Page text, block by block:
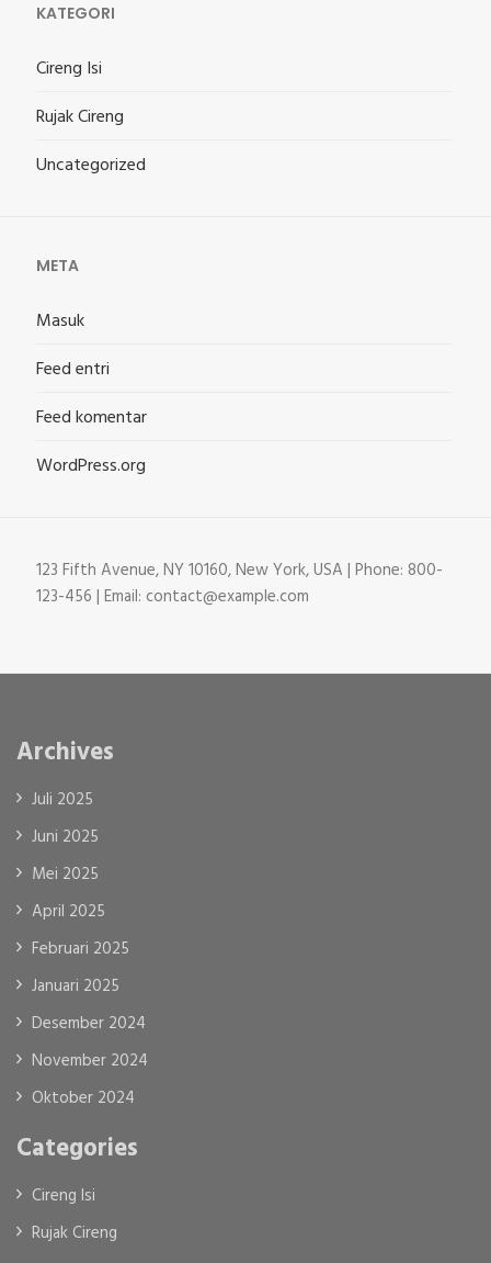
KATEGORI
Cireng Isi
Rujak Cireng
Uncategorized
META
Masuk
Feed entri
Feed komentar
WordPress.org
123 Fifth Avenue, NY 10160, New York, USA | Phone: 800-
123-456 | Email: contact@example.com
Archives
Juli 2025
Juni 2025
Mei 2025
April 2025
Februari 2025
Januari 2025
Desember 2024
November 2024
Oktober 2024
Categories
Cireng Isi
Rujak Cireng